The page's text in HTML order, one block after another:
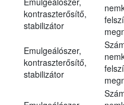
kontraszterősítő,
stabilizátor
Emulgeálószer,
kontraszterősítő,
stabilizátor